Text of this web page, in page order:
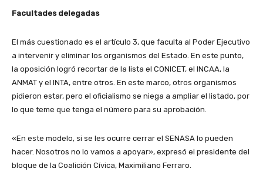
Facultades delegadas
El más cuestionado es el artículo 3, que faculta al Poder Ejecutivo
a intervenir y eliminar los organismos del Estado. En este punto,
la oposición logró recortar de la lista el CONICET, el INCAA, la
ANMAT y el INTA, entre otros. En este marco, otros organismos
pidieron estar, pero el oficialismo se niega a ampliar el listado, por
lo que teme que tenga el número para su aprobación.
«En este modelo, si se les ocurre cerrar el SENASA lo pueden
hacer. Nosotros no lo vamos a apoyar», expresó el presidente del
bloque de la Coalición Cívica, Maximiliano Ferraro.